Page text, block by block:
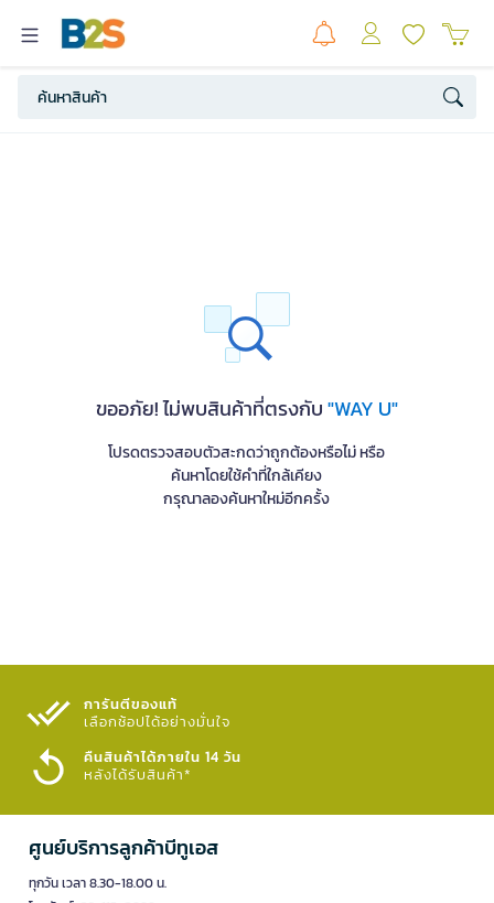
ขออภัย! ไม่พบสินค้าที่ตรงกับ"WAY U"
โปรดตรวจสอบตัวสะกดว่าถูกต้องหรือไม่ หรือ
ค้นหาโดยใช้คำที่ใกล้เคียง
กรุณาลองค้นหาใหม่อีกครั้ง
การันตีของแท้
เลือกช้อปได้อย่างมั่นใจ​
คืนสินค้าได้ภายใน 14 วัน
หลังได้รับสินค้า*
ศูนย์บริการลูกค้าบีทูเอส
ทุกวัน เวลา 8.30-18.00 น.